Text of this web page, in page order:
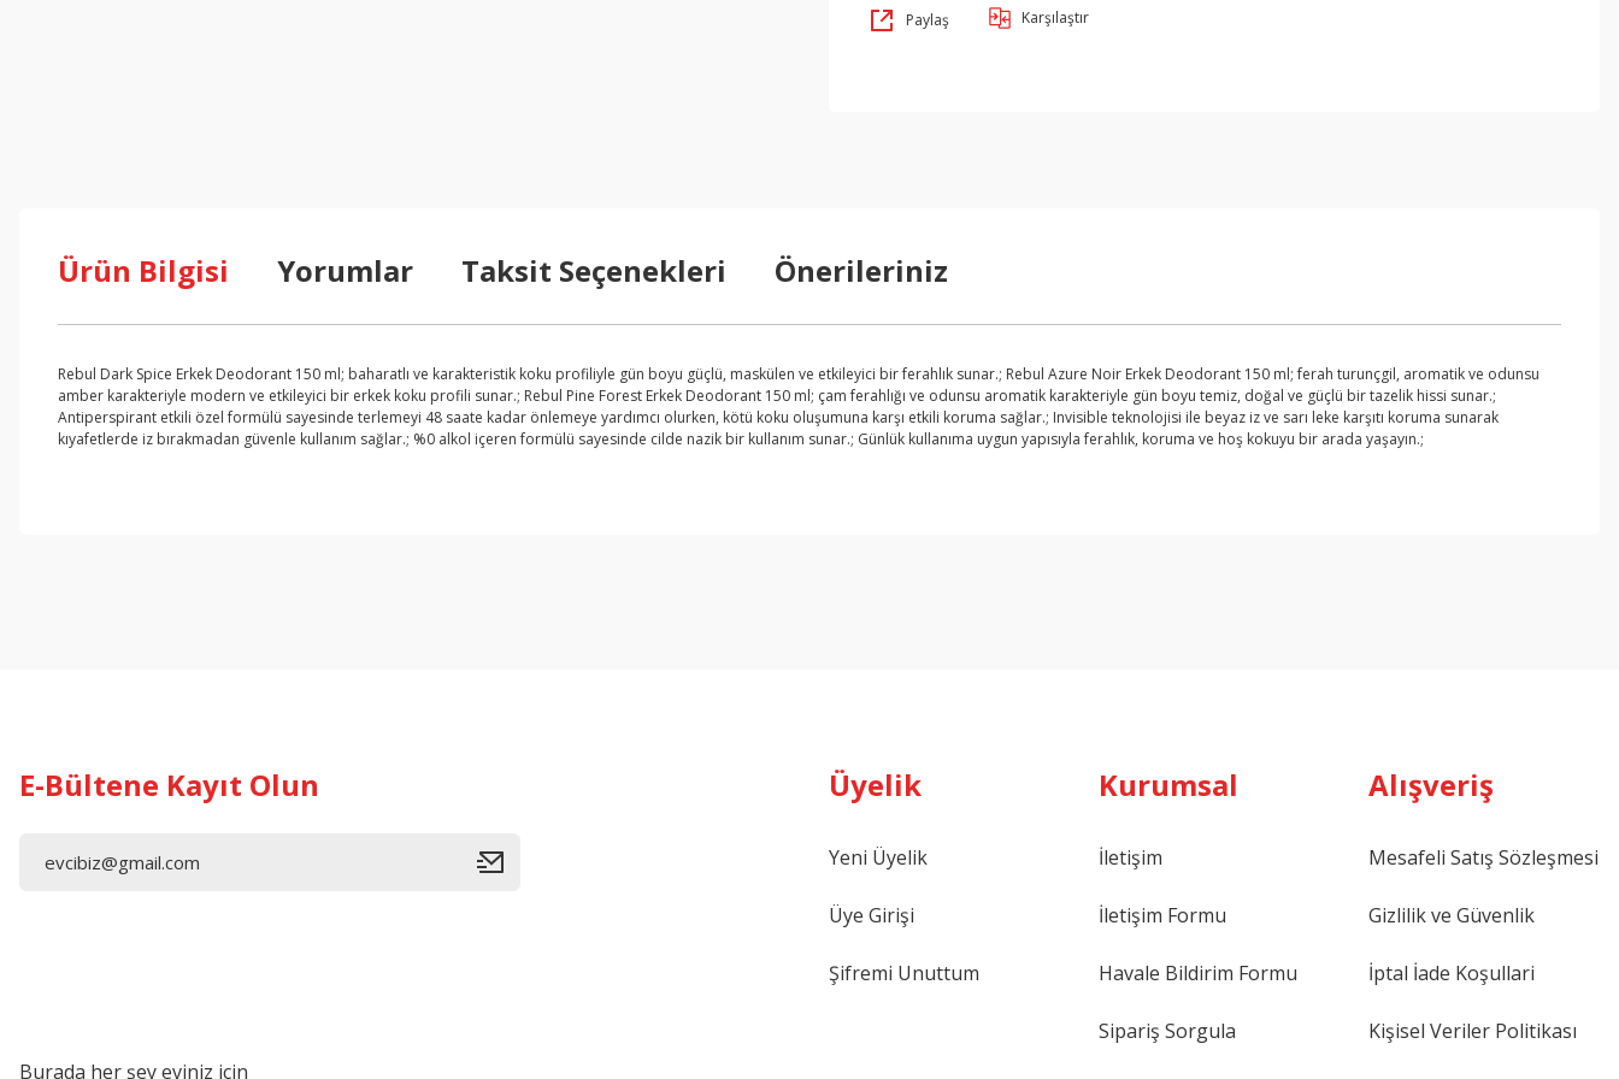
Paylaş Karşılaştır
Ürün Bilgisi Yorumlar Taksit Seçenekleri Önerileriniz
Rebul Dark Spice Erkek Deodorant 150 ml; baharatlı ve karakteristik koku profiliyle gün boyu güçlü, maskülen ve etkileyici bir ferahlık sunar.; Rebul Azure Noir Erkek Deodorant 150 ml; ferah turunçgil, aromatik ve odunsu
amber karakteriyle modern ve etkileyici bir erkek koku profili sunar.; Rebul Pine Forest Erkek Deodorant 150 ml; çam ferahlığı ve odunsu aromatik karakteriyle gün boyu temiz, doğal ve güçlü bir tazelik hissi sunar.;
Antiperspirant etkili özel formülü sayesinde terlemeyi 48 saate kadar önlemeye yardımcı olurken, kötü koku oluşumuna karşı etkili koruma sağlar.; Invisible teknolojisi ile beyaz iz ve sarı leke karşıtı koruma sunarak
kıyafetlerde iz bırakmadan güvenle kullanım sağlar.; %0 alkol içeren formülü sayesinde cilde nazik bir kullanım sunar.; Günlük kullanıma uygun yapısıyla ferahlık, koruma ve hoş kokuyu bir arada yaşayın.;
E-Bültene Kayıt Olun
Burada her şey eviniz için
Üyelik
Yeni Üyelik
Üye Girişi
Şifremi Unuttum
Kurumsal
İletişim
İletişim Formu
Havale Bildirim Formu
Sipariş Sorgula
Alışveriş
Mesafeli Satış Sözleşmesi
Gizlilik ve Güvenlik
İptal İade Koşullari
Kişisel Veriler Politikası